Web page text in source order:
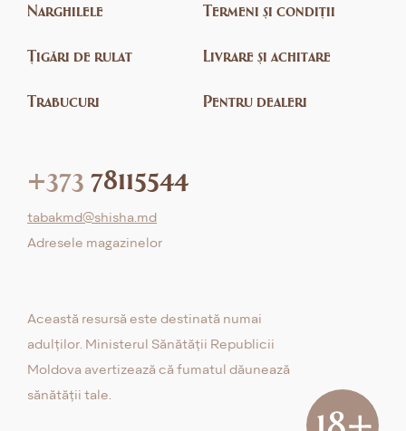
Narghilele
Țigări de rulat
Trabucuri
Termeni și condiții
Livrare și achitare
Pentru dealeri
+373 78115544
tabakmd@shisha.md
Adresele magazinelor
Această resursă este destinată numai
adulților. Ministerul Sănătății Republicii
Moldova avertizează că fumatul dăunează
sănătății tale.